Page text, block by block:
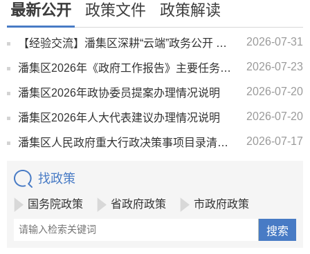
最新公开 政策文件 政策解读
2026-07-31
【经验交流】潘集区深耕“云端”政务公开 直播间架起民生“连心桥”
2026-07-23
潘集区2026年《政府工作报告》主要任务二季度完成情况说明
2026-07-20
潘集区2026年政协委员提案办理情况说明
2026-07-20
潘集区2026年人大代表建议办理情况说明
2026-07-17
潘集区人民政府重大行政决策事项目录清单（2026版）
找政策
国务院政策 省政府政策 市政府政策